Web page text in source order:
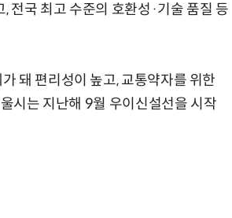
전국 최고 수준의 호환성·기술 품질 등
돼 편리성이 높고, 교통약자를 위한
시는 지난해 9월 우이신설선을 시작